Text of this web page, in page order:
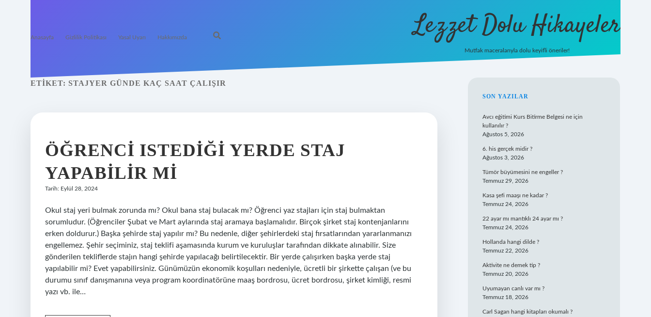
Anasayfa Gizlilik Politikası Yasal Uyarı Hakkımızda Lezzet Dolu Hikayeler
Mutfak maceralarıyla dolu keyifli öneriler!
ETIKET: STAJYER GÜNDE KAÇ SAAT ÇALIŞIR
ÖĞRENCI ISTEDIĞI YERDE STAJ
YAPABILIR MI
Tarih: Eylül 28, 2024
Okul staj yeri bulmak zorunda mı? Okul bana staj bulacak mı? Öğrenci yaz stajları için staj bulmaktan
sorumludur. (Öğrenciler Şubat ve Mart aylarında staj aramaya başlamalıdır. Birçok şirket staj kontenjanlarını
erken doldurur.) Başka şehirde staj yapılır mı? Bu nedenle, diğer şehirlerdeki staj fırsatlarından yararlanmanızı
engellemez. Şehir seçiminiz, staj teklifi aşamasında kurum ve kuruluşlar tarafından dikkate alınabilir. Size
gönderilen tekliflerde stajın hangi şehirde yapılacağı belirtilecektir. Bir yerde çalışırken başka yerde staj
yapılabilir mi? Evet yapabilirsiniz. Günümüzün ekonomik koşulları nedeniyle, ücretli bir şirkette çalışan (ve bu
durumu sınıf danışmanına veya program koordinatörüne maaş bordrosu, ücret bordrosu, şirket kimliği, resmi
yazı vb. ile…
SIDEBAR
SON YAZILAR
Avcı eğitimi Kurs Bitirme Belgesi ne için
kullanılır ?
Ağustos 5, 2026
6. his gerçek midir ?
Ağustos 3, 2026
Tümör büyümesini ne engeller ?
Temmuz 29, 2026
Kasa şefi maaşı ne kadar ?
Temmuz 24, 2026
22 ayar mı mantıklı 24 ayar mı ?
Temmuz 24, 2026
Hollanda hangi dilde ?
Temmuz 22, 2026
Aktivite ne demek tip ?
Temmuz 20, 2026
Uyumayan canlı var mı ?
Temmuz 18, 2026
Carl Sagan hangi kitapları okumalı ?